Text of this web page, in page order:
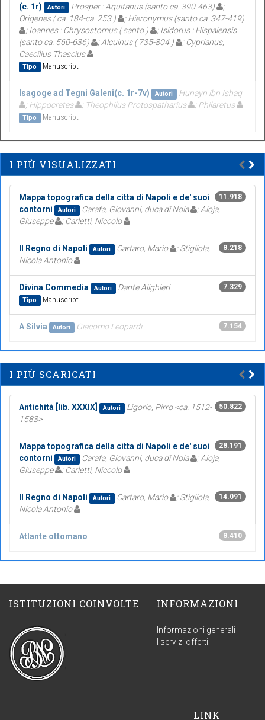
(c. 1r)
Autori Prosper : Aquitanus (santo ca. 390-463)
;
Origenes ( ca. 184-ca. 253 )
; Hieronymus (santo ca. 347-419)
; Ioannes : Chrysostomus ( santo )
; Isidorus : Hispalensis
(santo ca. 560-636)
; Alcuinus ( 735-804 )
; Cyprianus,
Caecilius Thascius
Tipo Manuscript
Isagoge ad Tegni Galeni(c. 1r-7v) Autori
Hunayn ibn Ishaq
; Hippocrates
; Theophilus Protospatharius ; Philaretus
Tipo Manuscript
I PIÙ VISUALIZZATI
11.918
Mappa topografica della citta di Napoli e de' suoi
contorni
Autori Carafa, Giovanni, duca di Noia
; Aloja,
Giuseppe
; Carletti, Niccolo
8.218
Il Regno di Napoli Autori Cartaro, Mario
; Stigliola,
Nicola Antonio
7.329
Divina Commedia Autori Dante Alighieri
Tipo Manuscript
7.154
A Silvia Autori Giacomo Leopardi
I PIÙ SCARICATI
50.822
Antichità [lib. XXXIX] Autori
Ligorio, Pirro <ca. 1512-
1583>
28.191
Mappa topografica della citta di Napoli e de' suoi
contorni
Autori Carafa, Giovanni, duca di Noia
; Aloja,
Giuseppe
; Carletti, Niccolo
14.091
Il Regno di Napoli Autori Cartaro, Mario
; Stigliola,
Nicola Antonio
8.410
Atlante ottomano
ISTITUZIONI COINVOLTE INFORMAZIONI
Informazioni generali
I servizi offerti
LINK